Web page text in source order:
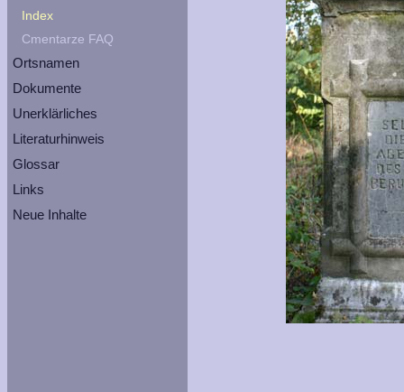
Index
Cmentarze FAQ
Ortsnamen
Dokumente
Unerklärliches
Literaturhinweis
Glossar
Links
Neue Inhalte